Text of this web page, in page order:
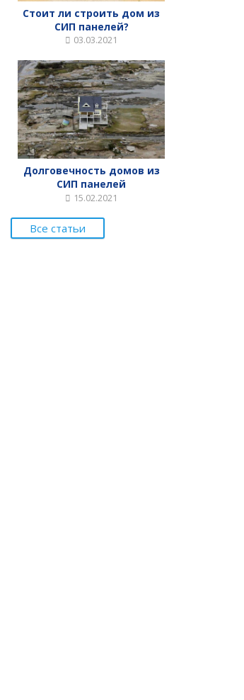
Стоит ли строить дом из
СИП панелей?
03.03.2021
Долговечность домов из
СИП панелей
15.02.2021
Все статьи